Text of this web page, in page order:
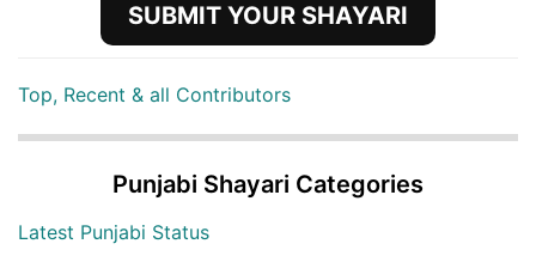
SUBMIT YOUR SHAYARI
Top, Recent & all Contributors
Punjabi Shayari Categories
Latest Punjabi Status